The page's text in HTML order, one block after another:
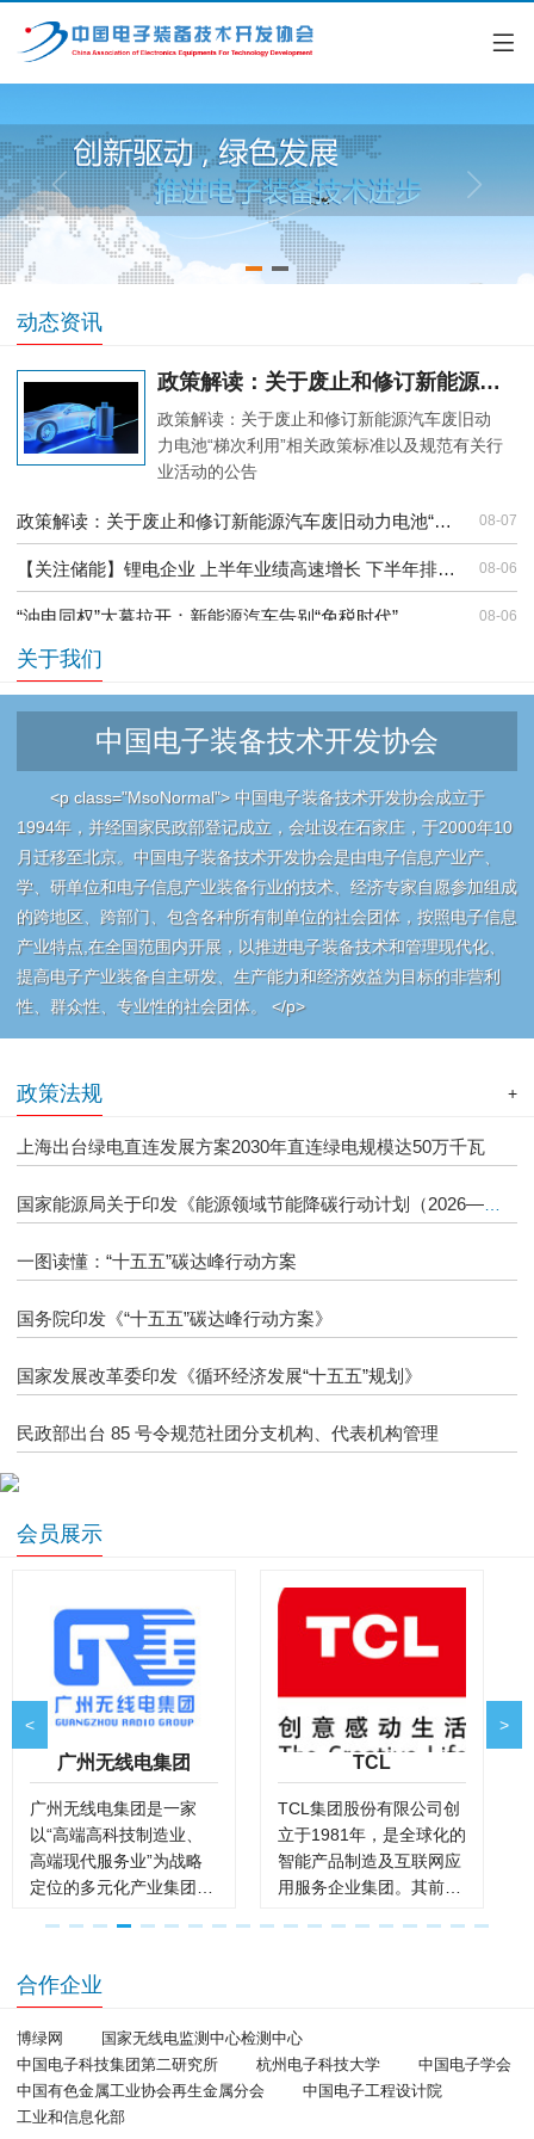
动态资讯
政策解读：关于废止和修订新能源汽车废旧动力电池“梯次利用”相关政策标准以及规范有关行业活动的公告
政策解读：关于废止和修订新能源汽车废旧动
力电池“梯次利用”相关政策标准以及规范有关行
业活动的公告
政策解读：关于废止和修订新能源汽车废旧动力电池“梯次利用”相关政策标准以及规范有关行业活动的公告 08-07
【关注储能】锂电企业 上半年业绩高速增长 下半年排产预期强劲 08-06
“油电同权”大幕拉开：新能源汽车告别“免税时代” 08-06
专家解读之二：树立能效碳效标杆，开展企业对标达标，推动石化化工行业更高水平更高质量做好节能降碳工作 08-05
专家解读之一：统筹能效碳效标杆建设 稳步推进工业领域碳排放双控转型
我协会副会长单位武汉动力电池低碳循环产业创新联合实验室成功发布 AI驱动的退役电池全链路数智化回收利用成果
财经调查丨无视国家标准和监管禁令 被曝光的超标锂电池竟仍在租赁 08-04
关于我们
中国电子装备技术开发协会
<p class="MsoNormal"> 中国电子装备技术开发协会成立于
1994年，并经国家民政部登记成立，会址设在石家庄，于2000年10
月迁移至北京。中国电子装备技术开发协会是由电子信息产业产、
学、研单位和电子信息产业装备行业的技术、经济专家自愿参加组成
的跨地区、跨部门、包含各种所有制单位的社会团体，按照电子信息
产业特点,在全国范围内开展，以推进电子装备技术和管理现代化、
提高电子产业装备自主研发、生产能力和经济效益为目标的非营利
性、群众性、专业性的社会团体。 </p>
政策法规 +
上海出台绿电直连发展方案2030年直连绿电规模达50万千瓦
一图读懂：“十五五”碳达峰行动方案
国务院印发《“十五五”碳达峰行动方案》
国家发展改革委印发《循环经济发展“十五五”规划》
民政部出台 85 号令规范社团分支机构、代表机构管理
会员展示
< >
1 2 3 4 5 6 7 8 9 10 11 12 13 14 15
广州无线电集团
广州无线电集团是一家
以“高端高科技制造业、
高端现代服务业”为战略
定位的多元化产业集团。
发与经营三大优势产业。
引擎，致力于打造金融外
包业务管理、计量检测、
大物业服务三大服务平
台。同时，还涉及国际商
TCL
TCL集团股份有限公司创
立于1981年，是全球化的
智能产品制造及互联网应
用服务企业集团。其前身
机、冰箱、洗衣机、空
调、小家电、液晶面板等
领域。集团现有7万多名
合作企业
博绿网
国家无线电监测中心检测中心
中国电子科技集团第二研究所
杭州电子科技大学
中国电子学会
中国有色金属工业协会再生金属分会
中国电子工程设计院
工业和信息化部